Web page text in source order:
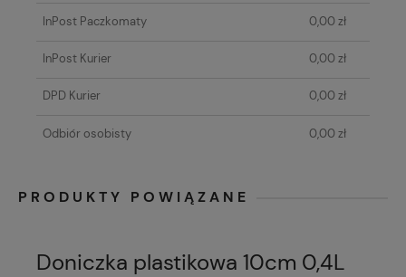
InPost Paczkomaty 0,00 zł
InPost Kurier 0,00 zł
DPD Kurier 0,00 zł
Odbiór osobisty 0,00 zł
PRODUKTY POWIĄZANE
Doniczka plastikowa 10cm 0,4L